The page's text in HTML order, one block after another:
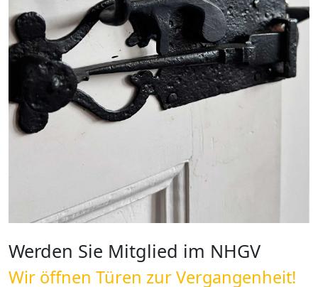
Werden Sie Mitglied im NHGV
Wir öffnen Türen zur Vergangenheit!